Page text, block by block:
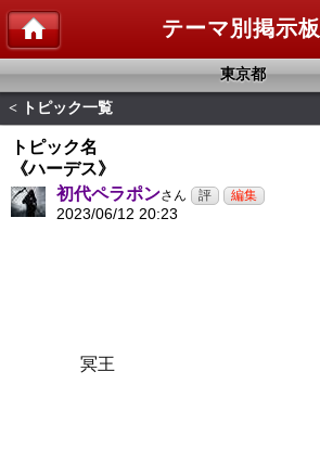
テーマ別掲示板
東京都
< トピック一覧
トピック名
《ハーデス》
初代ペラポンさん
2023/06/12 20:23
冥王